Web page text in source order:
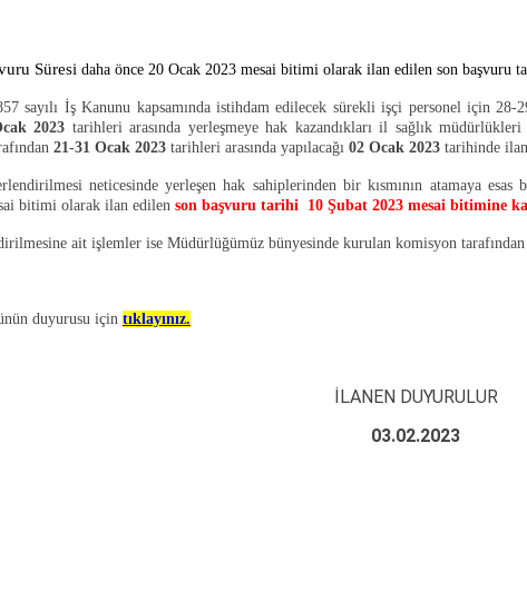
Süresi daha önce 20 Ocak 2023 mesai bitimi olarak ilan edilen son başvuru
sayılı İş Kanunu kapsamında istihdam edilecek sürekli işçi personel için
2023 tarihleri arasında yerleşmeye hak kazandıkları il sağlık
21-31 Ocak 2023 tarihleri arasında yapılacağı 02 Ocak 2023 tarihinde
neticesinde yerleşen hak sahiplerinden bir kısmının atamaya esas
bitimi olarak ilan edilen son başvuru tarihi 10 Şubat 2023 mesai bitimine
ait işlemler ise Müdürlüğümüz bünyesinde kurulan komisyon tarafından
duyurusu için tıklayınız.
İLANEN DUYURULUR
03.02.2023